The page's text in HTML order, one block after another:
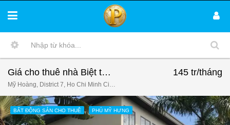
Giá cho thuê nhà Biệt thự đơn lập Phú Mỹ Hưng có hồ bơi và hồ cá koi sang trọng
Mỹ Hoàng, District 7, Ho Chi Minh City, Vietnam
145 tr/tháng
BẤT ĐỘNG SẢN CHO THUÊ PHÚ MỸ HƯNG